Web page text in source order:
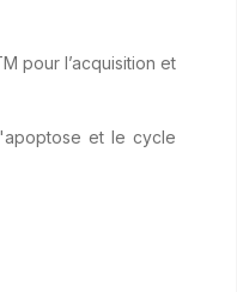
pour l’acquisition et
et le cycle